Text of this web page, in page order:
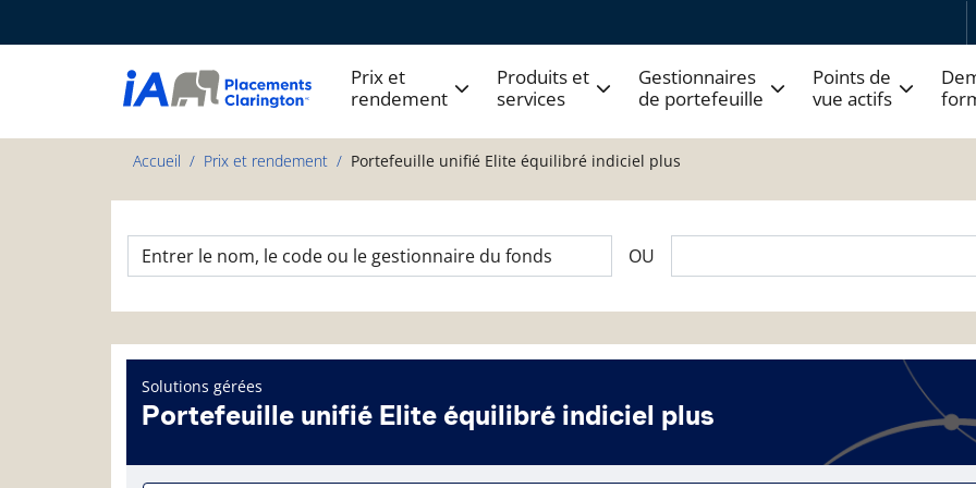
Prix et
rendement
Produits et
services
Gestionnaires
de portefeuille
Points de
vue actifs
Accueil Prix et rendement Portefeuille unifié Elite équilibré indiciel plus
OU
Solutions gérées
Portefeuille unifié Elite équilibré indiciel plus